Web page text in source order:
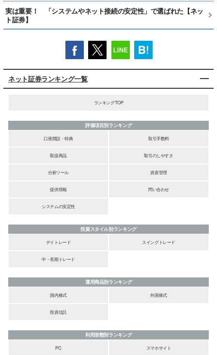
実は重要！ 「システムやネット接続の安定性」で選ばれた【ネッ
ト証券】
ネット証券ランキング一覧
ランキングTOP
評価項目別ランキング
口座開設・特典
取引手数料
取扱商品 取引のしやすさ
分析ツール 資産管理
提供情報 問い合わせ
システムの安定性
投資スタイル別ランキング
デイトレード
スイングトレード
中・長期トレード
運用商品別ランキング
国内株式
外国株式
投資信託
利用形態別ランキング
PC
スマホサイト